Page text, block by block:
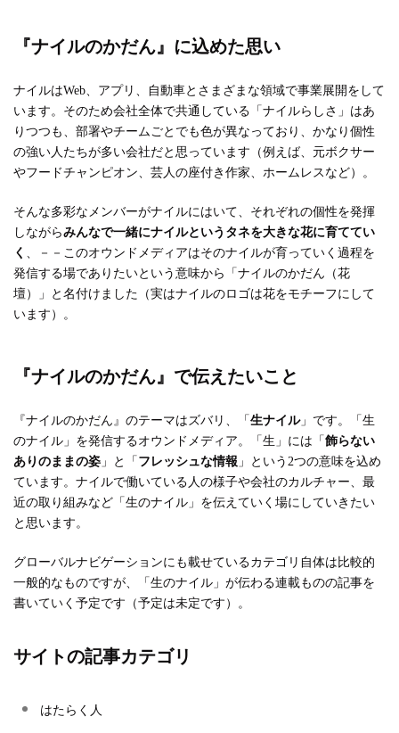
『ナイルのかだん』に込めた思い
ナイルはWeb、アプリ、自動車とさまざまな領域で事業展開をして
います。そのため会社全体で共通している「ナイルらしさ」はあ
りつつも、部署やチームごとでも色が異なっており、かなり個性
の強い人たちが多い会社だと思っています（例えば、元ボクサー
やフードチャンピオン、芸人の座付き作家、ホームレスなど）。
そんな多彩なメンバーがナイルにはいて、それぞれの個性を発揮
しながらみんなで一緒にナイルというタネを大きな花に育ててい
く
、－－このオウンドメディアはそのナイルが育っていく過程を
発信する場でありたいという意味から「ナイルのかだん（花
壇）」と名付けました（実はナイルのロゴは花をモチーフにして
います）。
『ナイルのかだん』で伝えたいこと
『ナイルのかだん』のテーマはズバリ、「 生ナイル」です。「生
のナイル」を発信するオウンドメディア。「生」には「 飾らない
ありのままの姿 」と「 フレッシュな情報 」という2つの意味を込め
ています。ナイルで働いている人の様子や会社のカルチャー、最
近の取り組みなど「生のナイル」を伝えていく場にしていきたい
と思います。
グローバルナビゲーションにも載せているカテゴリ自体は比較的
一般的なものですが、「生のナイル」が伝わる連載ものの記事を
書いていく予定です（予定は未定です）。
サイトの記事カテゴリ
はたらく人